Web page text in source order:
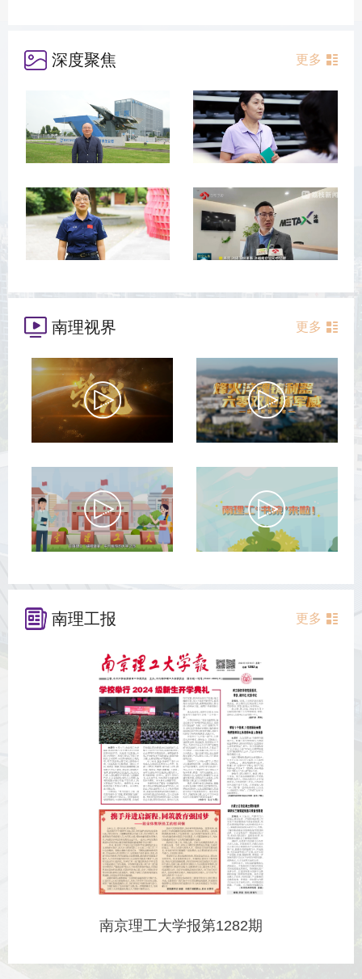
深度聚焦 更多
南理视界 更多
南理工报 更多
南京理工大学报第1282期